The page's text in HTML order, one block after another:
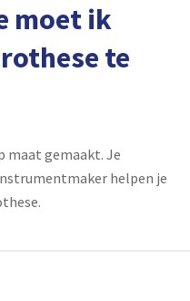
moet ik
te
maat gemaakt. Je
helpen je